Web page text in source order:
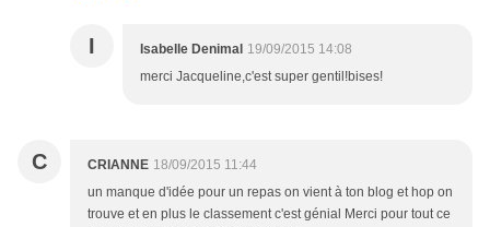
I Isabelle Denimal 19/09/2015 14:08
merci Jacqueline,c'est super gentil!bises!
C CRIANNE 18/09/2015 11:44
un manque d'idée pour un repas on vient à ton blog et hop on
trouve et en plus le classement c'est génial Merci pour tout ce